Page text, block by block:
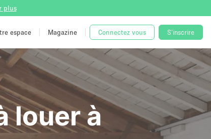
plus
espace Magazine Connectez vous S'inscrire
louer à